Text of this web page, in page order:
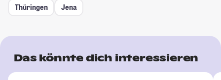
Thüringen
Jena
Das könnte dich interessieren